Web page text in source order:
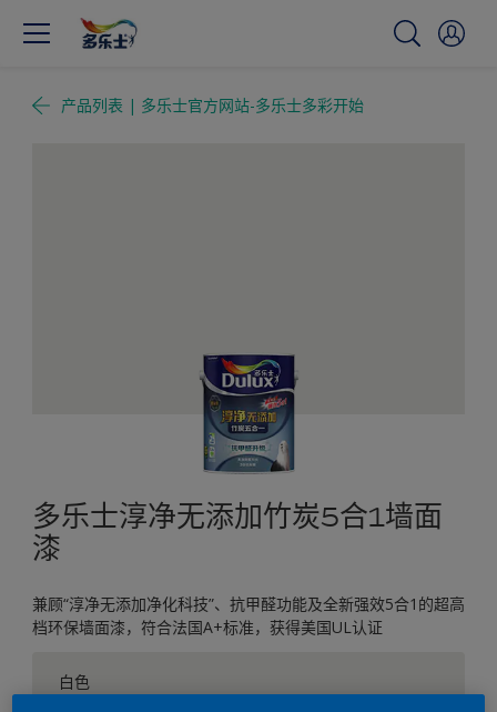
产品列表 | 多乐士官方网站-多乐士多彩开始
多乐士淳净无添加竹炭5合1墙面
漆
兼顾“淳净无添加净化科技”、抗甲醛功能及全新强效5合1的超高
档环保墙面漆，符合法国A+标准，获得美国UL认证
白色